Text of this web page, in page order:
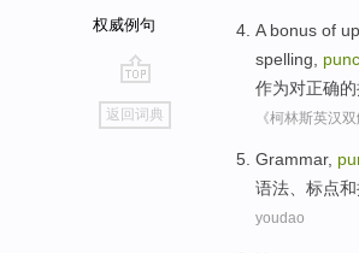
权威例句
go
top
返回词典
Abonus of
spelling,
作为对正确的
《柯林斯英汉双
Grammar,
语法
标点和
youdao